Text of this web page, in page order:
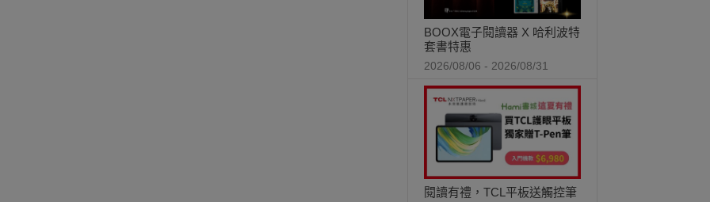
BOOX電子閱讀器 X 哈利波特
套書特惠
2026/08/06 - 2026/08/31
閱讀有禮，TCL平板送觸控筆